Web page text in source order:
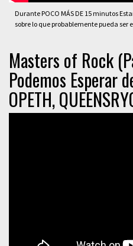
Durante POCO MÁS DE 15 minutos
sobre lo que probablemente pueda ser
Masters of Rock
Podemos Esperar
OPETH,